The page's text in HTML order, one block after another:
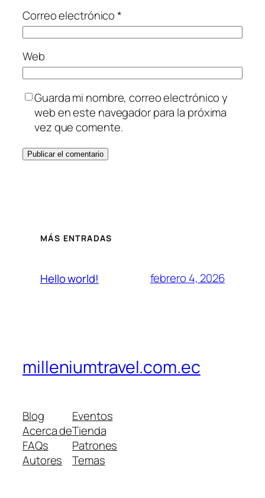
Correo electrónico*
Web
Guarda mi nombre, correo electrónico y
web en este navegador para la próxima
vez que comente.
MÁS ENTRADAS
Hello world! febrero 4, 2026
milleniumtravel.com.ec
Blog
Acerca de
FAQs
Autores
Eventos
Tienda
Patrones
Temas